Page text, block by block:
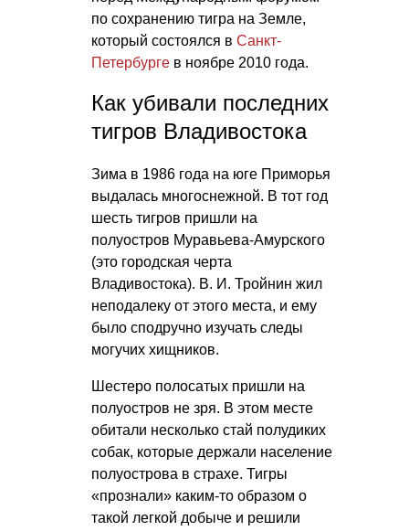
по сохранению тигра на Земле,
который состоялся в Санкт-
Петербурге в ноябре 2010 года.
Как убивали последних
тигров Владивостока
Зима в 1986 года на юге Приморья
выдалась многоснежной. В тот год
шесть тигров пришли на
полуостров Муравьева-Амурского
(это городская черта
Владивостока). В. И. Тройнин жил
неподалеку от этого места, и ему
было сподручно изучать следы
могучих хищников.
Шестеро полосатых пришли на
полуостров не зря. В этом месте
обитали несколько стай полудиких
собак, которые держали население
полуострова в страхе. Тигры
«прознали» каким-то образом о
такой легкой добыче и решили